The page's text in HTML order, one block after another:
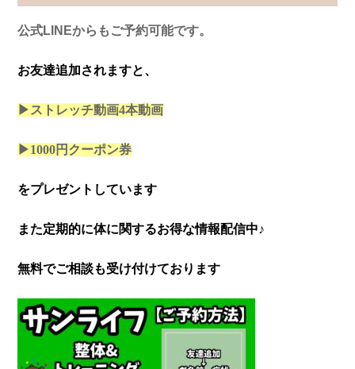
公式LINEからもご予約可能です。
お友達追加されますと、
▶ストレッチ動画4本動画
▶1000円クーポン券
をプレゼントしています
また定期的に体に関するお得な情報配信中♪
無料でご相談も受け付けております